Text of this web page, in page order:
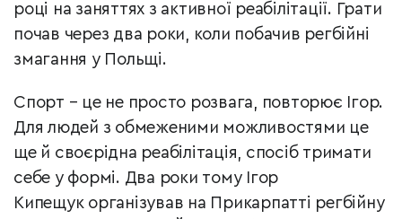
році на заняттях з активної реабілітації. Грати
почав через два роки, коли побачив регбійні
змагання у Польщі.
Спорт – це не просто розвага, повторює Ігор.
Для людей з обмеженими можливостями це
ще й своєрідна реабілітація, спосіб тримати
себе у формі. Два роки тому Ігор
Кипещук організував на Прикарпатті регбійну